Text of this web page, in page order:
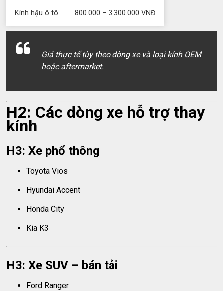
Kính hậu ô tô 800.000 – 3.300.000 VNĐ
Giá thực tế tùy theo dòng xe và loại kính OEM
hoặc aftermarket.
H2: Các dòng xe hỗ trợ thay
kính
H3: Xe phổ thông
Toyota Vios
Hyundai Accent
Honda City
Kia K3
H3: Xe SUV – bán tải
Ford Ranger